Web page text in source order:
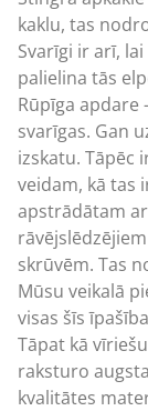
kaklu, tas
Svarīgi ir arī,
palielina tās
Rūpīga apdare
svarīgas. Gan
izskatu. Tāpēc
veidam, kā tas
apstrādātam
skrūvēm. Tas
Mūsu veikalā
visas šīs
Tāpat kā
raksturo
kvalitātes